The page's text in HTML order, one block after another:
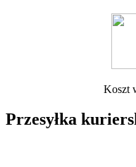
Koszt
Przesyłka